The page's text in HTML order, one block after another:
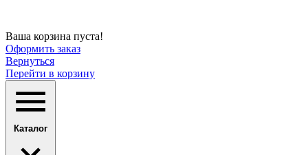
Ваша корзина пуста!
Оформить заказ
Вернуться
Перейти в корзину
Каталог